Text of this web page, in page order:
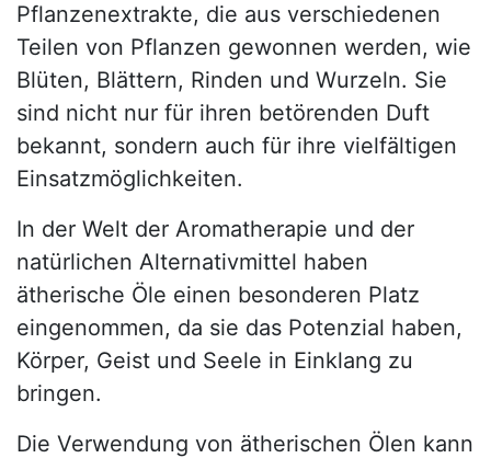
Pflanzenextrakte, die aus verschiedenen
Teilen von Pflanzen gewonnen werden, wie
Blüten, Blättern, Rinden und Wurzeln. Sie
sind nicht nur für ihren betörenden Duft
bekannt, sondern auch für ihre vielfältigen
Einsatzmöglichkeiten.
In der Welt der Aromatherapie und der
natürlichen Alternativmittel haben
ätherische Öle einen besonderen Platz
eingenommen, da sie das Potenzial haben,
Körper, Geist und Seele in Einklang zu
bringen.
Die Verwendung von ätherischen Ölen kann